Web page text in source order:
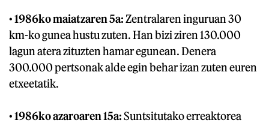
•1986ko maiatzaren 5a:Zentralaren inguruan 30
km-ko gunea hustu zuten. Han bizi ziren 130.000
lagun atera zituzten hamar egunean. Denera
300.000 pertsonak alde egin behar izan zuten euren
etxeetatik.
•1986ko azaroaren 15a:Suntsitutako erreaktorea